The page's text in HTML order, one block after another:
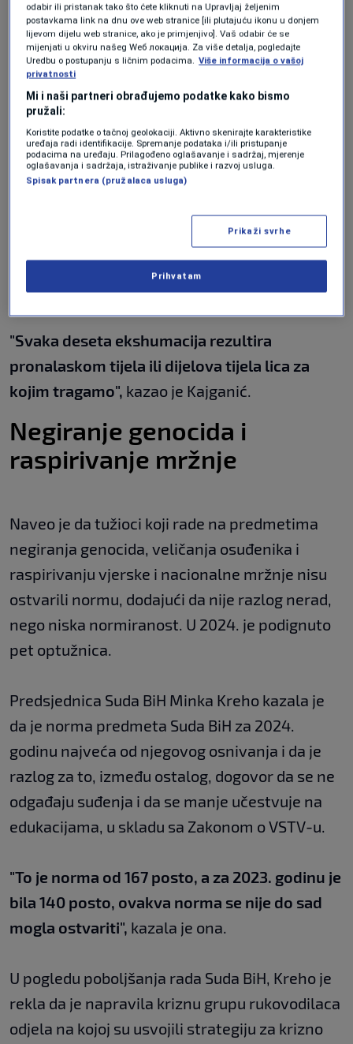
susjednim zemljama. Od toga sedam
predmeta u fazi istrage i jedan u fazi prijave
ustupljeno je Srbiji, a šest predmeta
Hrvatskoj"
, rekao je Kajganić.
Tužilaštvu je nedostupno 40 lica s oznakom “A”
Haškog tribunala, a dostupno 73, rekao je
Kajganić i dodao da je rješavanje ovih
predmeta prioritet Državnog tužilaštva.
On je govorio i o manjku kvalitetnih informacija
o masovnim grobnicama.
"Svaka deseta ekshumacija rezultira
pronalaskom tijela ili dijelova tijela lica za
kojim tragamo", kazao je Kajganić.
Negiranje genocida i
raspirivanje mržnje
Naveo je da tužioci koji rade na predmetima
negiranja genocida, veličanja osuđenika i
raspirivanju vjerske i nacionalne mržnje nisu
ostvarili normu, dodajući da nije razlog nerad,
nego niska normiranost. U 2024. je podignuto
pet optužnica.
Predsjednica Suda BiH Minka Kreho kazala je
da je norma predmeta Suda BiH za 2024.
godinu najveća od njegovog osnivanja i da je
razlog za to, između ostalog, dogovor da se ne
odgađaju suđenja i da se manje učestvuje na
edukacijama, u skladu sa Zakonom o VSTV-u.
"To je norma od 167 posto, a za 2023. godinu je
bila 140 posto, ovakva norma se nije do sad
mogla ostvariti", kazala je ona.
U pogledu poboljšanja rada Suda BiH, Kreho je
rekla da je napravila kriznu grupu rukovodilaca
odjela na kojoj su usvojili strategiju za krizno
odabir ili pristanak tako što ćete kliknuti na Upravljaj željenim
postavkama link na dnu ove web stranice [ili plutajuću ikonu u donjem
lijevom dijelu web stranice, ako je primjenjivo]. Vaš odabir će se
mijenjati u okviru našeg Wеб локација. Za više detalja, pogledajte
Uredbu o postupanju s ličnim podacima. Više informacija o vašoj
privatnosti
Mi i naši partneri obrađujemo podatke kako bismo
pružali:
Koristite podatke o tačnoj geolokaciji. Aktivno skenirajte karakteristike
uređaja radi identifikacije. Spremanje podataka i/ili pristupanje
podacima na uređaju. Prilagođeno oglašavanje i sadržaj, mjerenje
oglašavanja i sadržaja, istraživanje publike i razvoj usluga.
Spisak partnera (pružalaca usluga)
Prikaži svrhe
Prihvatam